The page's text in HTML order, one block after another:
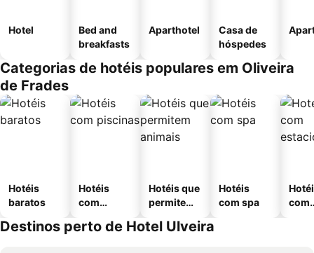
Hotel
Bed and
breakfasts
Aparthotel
Casa de
hóspedes
Categorias de hotéis populares em Oliveira
de Frades
Hotéis
baratos
Hotéis
com
Hotéis que
permitem
Hotéis
com spa
com
Destinos perto de Hotel Ulveira